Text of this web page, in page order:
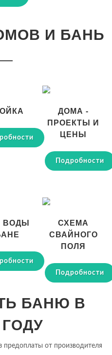
И БАНЬ
ДОМА -
ПРОЕКТЫ И
ЦЕНЫ
Подробности
ВОДЫ
СХЕМА
СВАЙНОГО
ПОЛЯ
Подробности
БАНЮ В
ГОДУ
предоплаты от производителя